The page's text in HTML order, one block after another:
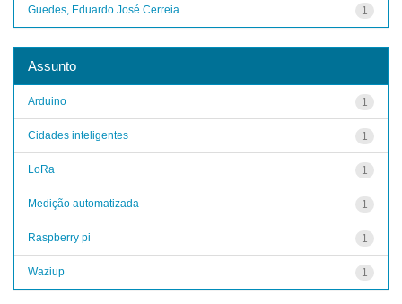
1
Guedes, Eduardo José Cerreia
Assunto
1
Arduino
1
Cidades inteligentes
1
LoRa
1
Medição automatizada
1
Raspberry pi
1
Waziup